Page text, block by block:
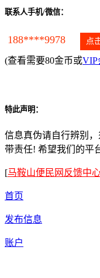
联系人手机/微信：
188****9978 点
(查看需要80金币或VIP
特此声明：
信息真伪请自行辨别
带责任! 希望我们的平
[马鞍山便民网反馈中
首页
发布信息
账户